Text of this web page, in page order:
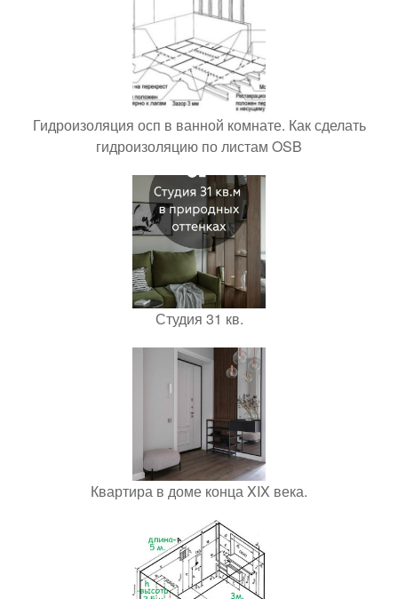
Гидроизоляция осп в ванной комнате. Как сделать
гидроизоляцию по листам OSB
Студия 31 кв.
Квартира в доме конца XIX века.